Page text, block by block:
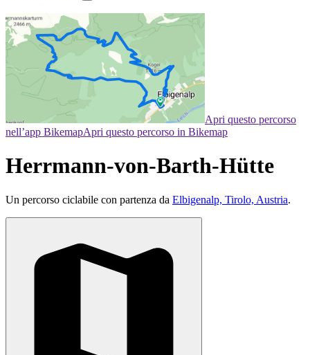
Apri questo percorso
nell’app BikemapApri questo percorso in Bikemap
Herrmann-von-Barth-Hütte
Un percorso ciclabile con partenza da Elbigenalp, Tirolo, Austria.